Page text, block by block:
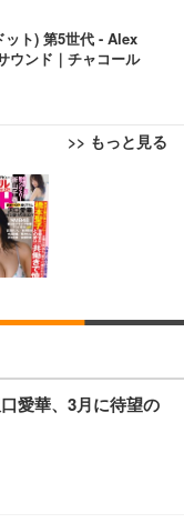
ト) 第5世代 - Alex
ウンド｜チャコール
>> もっと見る
テレワーク 疲れな
ンパクト 約105度ロッ
座面昇降 強化ナイロ
在宅ワーク H-WY01
デスクチェア メッシ
ラック
チェア 疲れない テレ
30度ロッキング機
度跳ね上げ式アーム
モニター | FlexScan
・USB Type-C・ホワ
モニター | FlexScan
ター DualSense 充電
ツ 薄型 レギュラー 1
枚
ツ 厚型 ワイド 42枚
イトブルー)
L 中型犬用 26枚入
愛華、3月に待望の